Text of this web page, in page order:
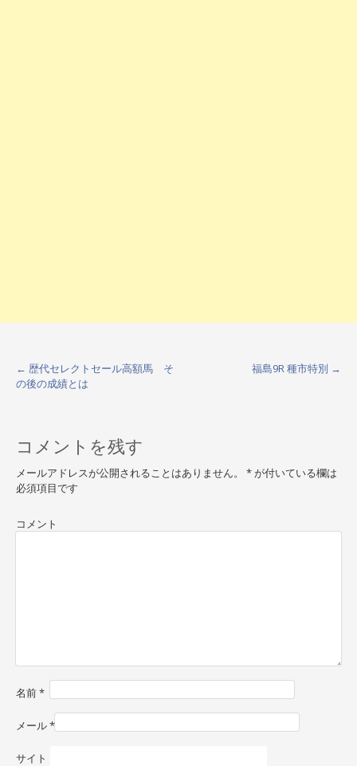
P
s
t
n
a
v
i
o
n
← 歴代セレクトセール高額馬 そ
の後の成績とは
福島9R 種市特別 →
コメントを残す
メールアドレスが公開されることはありません。 *が付いている欄は
必須項目です
コメント
名前*
メール*
サイト